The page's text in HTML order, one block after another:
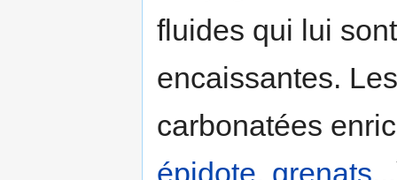
fluides qui lui
encaissantes.
carbonatées
épidote, grenats